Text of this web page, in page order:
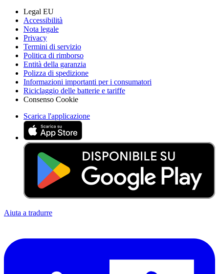
Legal EU
Accessibilità
Nota legale
Privacy
Termini di servizio
Politica di rimborso
Entità della garanzia
Polizza di spedizione
Informazioni importanti per i consumatori
Riciclaggio delle batterie e tariffe
Consenso Cookie
Scarica l'applicazione
Aiuta a tradurre